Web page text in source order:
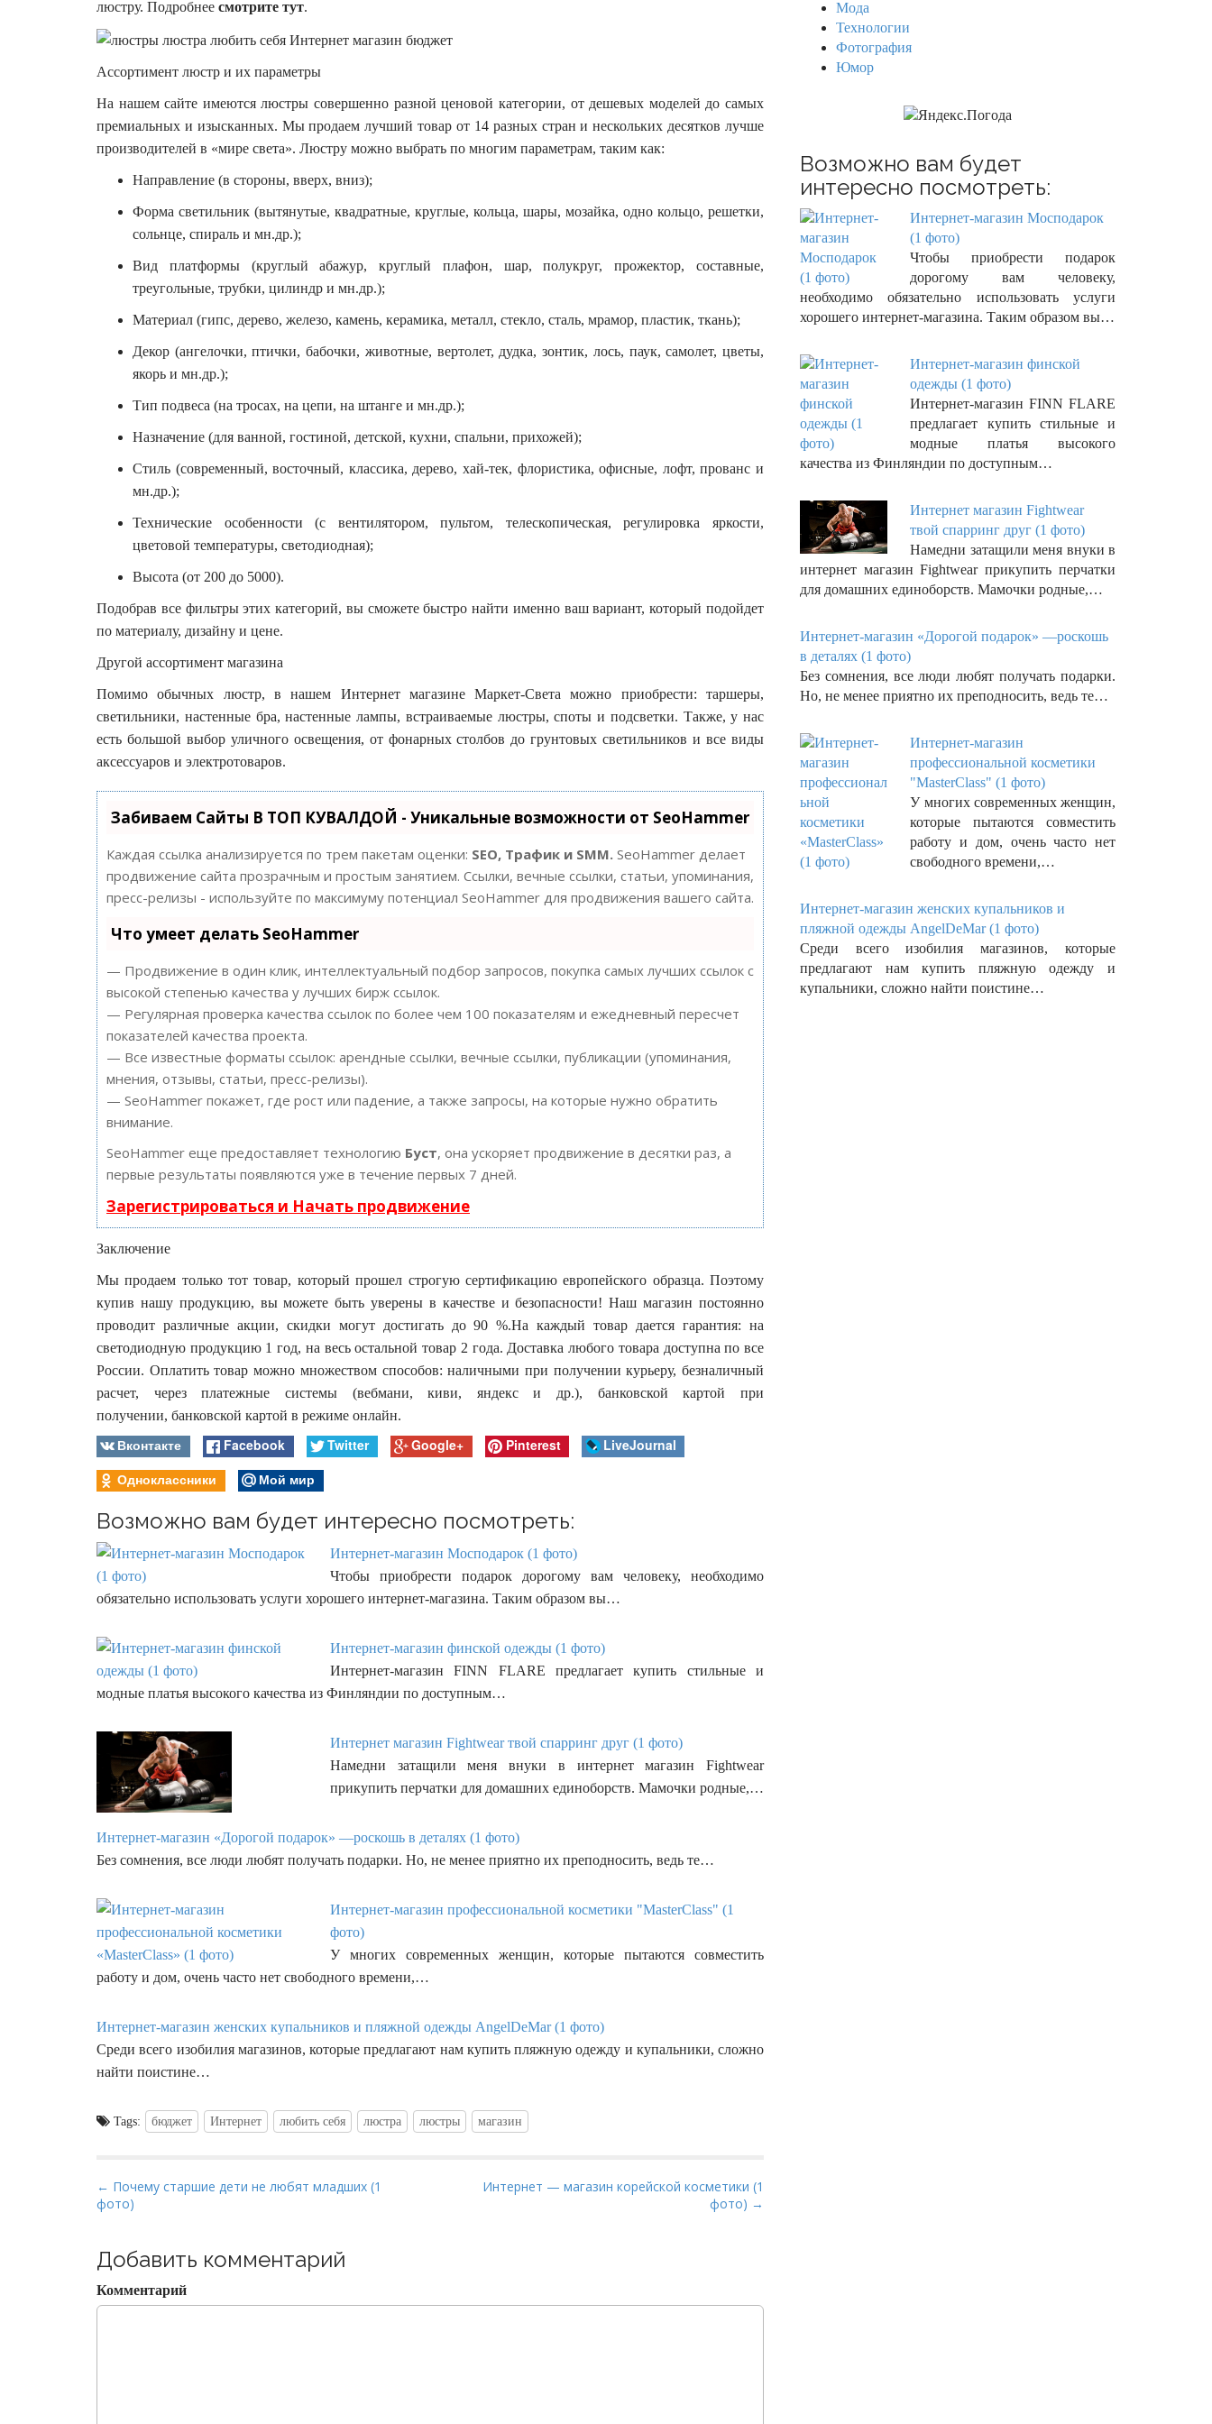
люстру. Подробнее смотрите тут.
Ассортимент люстр и их параметры
На нашем сайте имеются люстры совершенно разной ценовой категории, от дешевых моделей до самых
премиальных и изысканных. Мы продаем лучший товар от 14 разных стран и нескольких десятков лучше
производителей в «мире света». Люстру можно выбрать по многим параметрам, таким как:
Направление (в стороны, вверх, вниз);
Форма светильник (вытянутые, квадратные, круглые, кольца, шары, мозайка, одно кольцо, решетки,
сольнце, спираль и мн.др.);
Вид платформы (круглый абажур, круглый плафон, шар, полукруг, прожектор, составные,
треугольные, трубки, цилиндр и мн.др.);
Материал (гипс, дерево, железо, камень, керамика, металл, стекло, сталь, мрамор, пластик, ткань);
Декор (ангелочки, птички, бабочки, животные, вертолет, дудка, зонтик, лось, паук, самолет, цветы,
якорь и мн.др.);
Тип подвеса (на тросах, на цепи, на штанге и мн.др.);
Назначение (для ванной, гостиной, детской, кухни, спальни, прихожей);
Стиль (современный, восточный, классика, дерево, хай-тек, флористика, офисные, лофт, прованс и
мн.др.);
Технические особенности (с вентилятором, пультом, телескопическая, регулировка яркости,
цветовой температуры, светодиодная);
Высота (от 200 до 5000).
Подобрав все фильтры этих категорий, вы сможете быстро найти именно ваш вариант, который подойдет
по материалу, дизайну и цене.
Другой ассортимент магазина
Помимо обычных люстр, в нашем Интернет магазине Маркет-Света можно приобрести: таршеры,
светильники, настенные бра, настенные лампы, встраиваемые люстры, споты и подсветки. Также, у нас
есть большой выбор уличного освещения, от фонарных столбов до грунтовых светильников и все виды
аксессуаров и электротоваров.
Забиваем Сайты В ТОП КУВАЛДОЙ - Уникальные возможности от SeoHammer
Каждая ссылка анализируется по трем пакетам оценки: SEO, Трафик и SMM. SeoHammer делает
продвижение сайта прозрачным и простым занятием. Ссылки, вечные ссылки, статьи, упоминания,
пресс-релизы - используйте по максимуму потенциал SeoHammer для продвижения вашего сайта.
Что умеет делать SeoHammer
— Продвижение в один клик, интеллектуальный подбор запросов, покупка самых лучших ссылок с
высокой степенью качества у лучших бирж ссылок.
— Регулярная проверка качества ссылок по более чем 100 показателям и ежедневный пересчет
показателей качества проекта.
— Все известные форматы ссылок: арендные ссылки, вечные ссылки, публикации (упоминания,
мнения, отзывы, статьи, пресс-релизы).
— SeoHammer покажет, где рост или падение, а также запросы, на которые нужно обратить
внимание.
SeoHammer еще предоставляет технологию Буст, она ускоряет продвижение в десятки раз, а
первые результаты появляются уже в течение первых 7 дней.
Зарегистрироваться и Начать продвижение
Заключение
Мы продаем только тот товар, который прошел строгую сертификацию европейского образца. Поэтому
купив нашу продукцию, вы можете быть уверены в качестве и безопасности! Наш магазин постоянно
проводит различные акции, скидки могут достигать до 90 %.На каждый товар дается гарантия: на
светодиодную продукцию 1 год, на весь остальной товар 2 года. Доставка любого товара доступна по все
России. Оплатить товар можно множеством способов: наличными при получении курьеру, безналичный
расчет, через платежные системы (вебмани, киви, яндекс и др.), банковской картой при
получении, банковской картой в режиме онлайн.
Вконтакте Facebook Twitter Google+ Pinterest
LiveJournal
Одноклассники
Мой мир
Возможно вам будет интересно посмотреть:
Интернет-магазин Мосподарок (1 фото)
Чтобы приобрести подарок дорогому вам человеку, необходимо
обязательно использовать услуги хорошего интернет-магазина. Таким образом вы…
Интернет-магазин финской одежды (1 фото)
Интернет-магазин FINN FLARE предлагает купить стильные и
модные платья высокого качества из Финляндии по доступным…
Интернет магазин Fightwear твой спарринг друг (1 фото)
Намедни затащили меня внуки в интернет магазин Fightwear
прикупить перчатки для домашних единоборств. Мамочки родные,…
Интернет-магазин «Дорогой подарок» —роскошь в деталях (1 фото)
Без сомнения, все люди любят получать подарки. Но, не менее приятно их преподносить, ведь те…
Интернет-магазин профессиональной косметики "MasterClass" (1
фото)
У многих современных женщин, которые пытаются совместить
работу и дом, очень часто нет свободного времени,…
Интернет-магазин женских купальников и пляжной одежды AngelDeMar (1 фото)
Среди всего изобилия магазинов, которые предлагают нам купить пляжную одежду и купальники, сложно
найти поистине…
Tags: бюджет Интернет любить себя люстра люстры магазин
P
o
t
n
a
← Почему старшие дети не любят младших (1
фото)
Интернет — магазин корейской косметики (1
фото) →
Добавить комментарий
Комментарий
Мода
Технологии
Фотография
Юмор
Возможно вам будет
интересно посмотреть:
Интернет-магазин Мосподарок
(1 фото)
Чтобы приобрести подарок
дорогому вам человеку,
необходимо обязательно использовать услуги
хорошего интернет-магазина. Таким образом вы…
Интернет-магазин финской
одежды (1 фото)
Интернет-магазин FINN FLARE
предлагает купить стильные и
модные платья высокого
качества из Финляндии по доступным…
Интернет магазин Fightwear
твой спарринг друг (1 фото)
Намедни затащили меня внуки в
интернет магазин Fightwear прикупить перчатки
для домашних единоборств. Мамочки родные,…
Интернет-магазин «Дорогой подарок» —роскошь
в деталях (1 фото)
Без сомнения, все люди любят получать подарки.
Но, не менее приятно их преподносить, ведь те…
Интернет-магазин
профессиональной косметики
"MasterClass" (1 фото)
У многих современных женщин,
которые пытаются совместить
работу и дом, очень часто нет
свободного времени,…
Интернет-магазин женских купальников и
пляжной одежды AngelDeMar (1 фото)
Среди всего изобилия магазинов, которые
предлагают нам купить пляжную одежду и
купальники, сложно найти поистине…